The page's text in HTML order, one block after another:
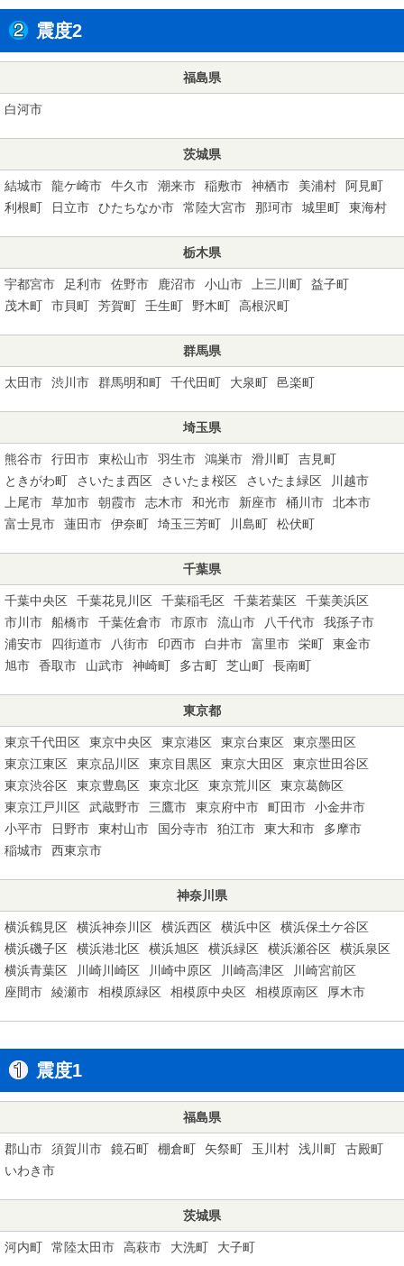
震度2
福島県
白河市
茨城県
結城市 龍ケ崎市 牛久市 潮来市 稲敷市 神栖市 美浦村
阿見町
利根町
日立市 ひたちなか市 常陸大宮市 那珂市 城里町 東海村
栃木県
宇都宮市 足利市 佐野市 鹿沼市 小山市 上三川町
益子町
茂木町
市貝町 芳賀町 壬生町 野木町 高根沢町
群馬県
太田市 渋川市 群馬明和町 千代田町 大泉町 邑楽町
埼玉県
熊谷市 行田市 東松山市 羽生市 鴻巣市 滑川町
吉見町
ときがわ町
さいたま西区 さいたま桜区 さいたま緑区
川越市
上尾市
草加市 朝霞市 志木市 和光市 新座市 桶川市
北本市
富士見市
蓮田市 伊奈町 埼玉三芳町 川島町 松伏町
千葉県
千葉中央区 千葉花見川区 千葉稲毛区 千葉若葉区
千葉美浜区
市川市
船橋市 千葉佐倉市 市原市 流山市 八千代市
我孫子市
浦安市
四街道市 八街市 印西市 白井市 富里市 栄町
東金市
旭市
香取市 山武市 神崎町 多古町 芝山町 長南町
東京都
東京千代田区 東京中央区 東京港区 東京台東区
東京墨田区
東京江東区
東京品川区 東京目黒区 東京大田区
東京世田谷区
東京渋谷区
東京豊島区 東京北区 東京荒川区
東京葛飾区
東京江戸川区
武蔵野市 三鷹市 東京府中市 町田市
小金井市
小平市
日野市 東村山市 国分寺市 狛江市 東大和市
多摩市
稲城市
西東京市
神奈川県
横浜鶴見区 横浜神奈川区 横浜西区 横浜中区
横浜保土ケ谷区
横浜磯子区
横浜港北区 横浜旭区 横浜緑区 横浜瀬谷区
横浜泉区
横浜青葉区
川崎川崎区 川崎中原区 川崎高津区
川崎宮前区
座間市
綾瀬市 相模原緑区 相模原中央区 相模原南区 厚木市
震度1
福島県
郡山市 須賀川市 鏡石町 棚倉町 矢祭町 玉川村 浅川町
古殿町
いわき市
茨城県
河内町 常陸太田市 高萩市 大洗町 大子町